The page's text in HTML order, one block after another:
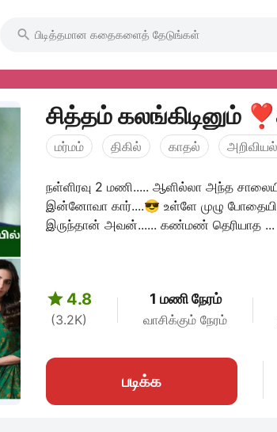

சித்தம் கலங்கிடினும்
மர்மம் திகில் காதல்
நள்ளிரவு 2 மணி..... ஆளில்லா அந்த
இன்னோவா கார்....😎 உள்ளே முழு
இருந்தான் அவன்...... கண்மண் தெரியாத ...
 4.8
(3.2K)
1 மணி நேரம்
வாசிக்கும் நேரம்
படிக்க